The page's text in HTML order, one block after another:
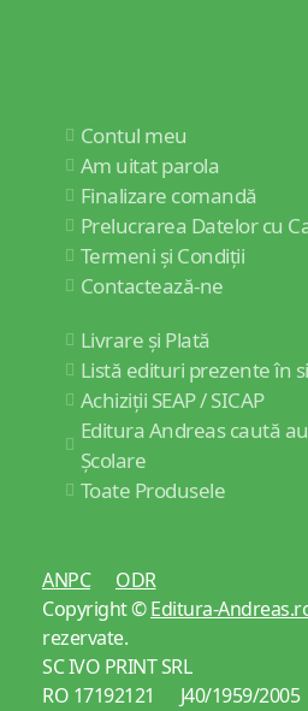
Contul meu
Am uitat parola
Finalizare comandă
Prelucrarea Datelor cu
Termeni și Condiții
Contactează-ne
Livrare și Plată
Listă edituri prezente în
Achiziții SEAP / SICAP
Editura Andreas caută
Școlare
Toate Produsele
ANPC
ODR
Copyright ©Editura-
rezervate.
SC IVO PRINT SRL
RO 17192121 J40/1959/2005